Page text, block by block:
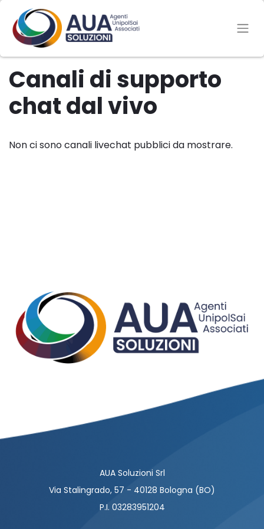
Canali di supporto
chat dal vivo
Non ci sono canali livechat pubblici da mostrare.
AUA Soluzioni Srl
Via Stalingrado, 57 - 40128 Bologna (BO)
P.I. 03283951204